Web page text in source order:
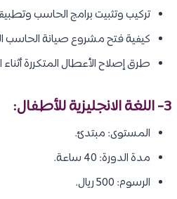
تركيب وتثبيت برامج الحاسب
كيفية فتح مشروع صيانة الحاسب
طرق إصلاح الأعطال المتكررة
3- اللغة الانجليزية للأطفال:
المستوى: مبتدئ.
مدة الدورة: 40 ساعة.
الرسوم: 500 ريال.